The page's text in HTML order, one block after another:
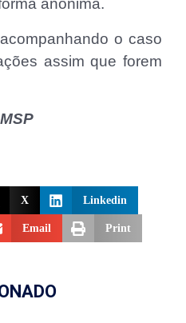
anônima.
o caso
assim que forem
X Linkedin
Email Print